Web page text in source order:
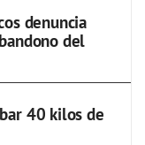
denuncia
del
40 kilos de